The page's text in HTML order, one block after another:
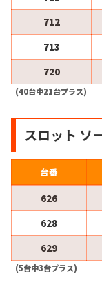
712
713
720
(40台中21台プラス)
スロット ソ
台番
626
628
629
(5台中3台プラス)